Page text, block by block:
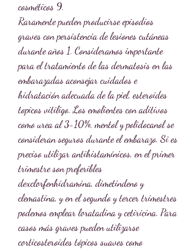
cosméticos 9.
Raramente pueden producirse episodios
graves con persistencia de lesiones cutáneas
durante años 1. Consideramos importante
para el tratamiento de las dermatosis en las
embarazadas aconsejar cuidados e
hidratación adecuada de la piel, esteroides
topicos vitiligo. Los emolientes con aditivos
como urea al 3-10%, mentol y polidocanol se
consideran seguros durante el embarazo. Si es
preciso utilizar antihistamínicos, en el primer
trimestre son preferibles
dexclorfenhidramina, dimetindeno y
clemastina, y en el segundo y tercer trimestres
podemos emplear loratadina y cetiricina. Para
casos más graves pueden utilizarse
corticosteroides tópicos suaves como